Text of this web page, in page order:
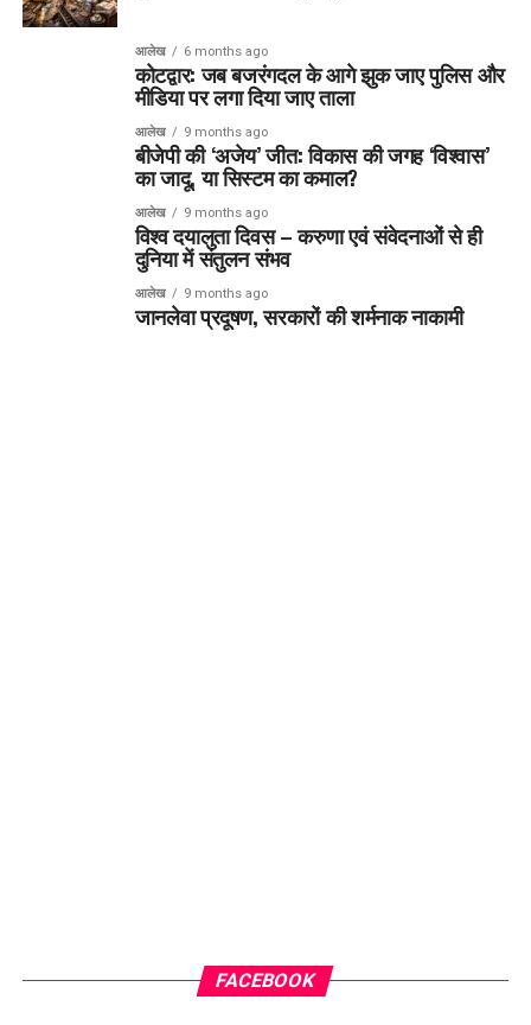
आलेख 6 months ago
कोटद्वार: जब बजरंगदल के आगे झुक जाए पुलिस और
मीडिया पर लगा दिया जाए ताला
आलेख 9 months ago
बीजेपी की ‘अजेय’ जीत: विकास की जगह ‘विश्वास’
का जादू, या सिस्टम का कमाल?
आलेख 9 months ago
विश्व दयालुता दिवस – करुणा एवं संवेदनाओं से ही
दुनिया में संतुलन संभव
आलेख 9 months ago
जानलेवा प्रदूषण, सरकारों की शर्मनाक नाकामी
FACEBOOK